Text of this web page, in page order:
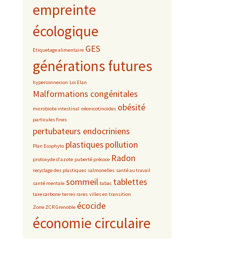
empreinte
écologique
Etiquetage alimentaire GES
générations futures
hyperconnexion Loi Elan
Malformations congénitales
microbiote intestinal néonicotinoïdes obésité
particules fines
pertubateurs endocriniens
Plan Ecophyto plastiques pollution
protoxyde d'azote puberté précoce Radon
recyclage des plastiques salmonelles santé au travail
santé mentale sommeil tabac tablettes
taxe carbone terres rares villes en transition
Zone ZCR Grenoble écocide
économie circulaire